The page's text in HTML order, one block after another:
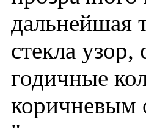
дальнейшая
стекла
годичные
коричневым